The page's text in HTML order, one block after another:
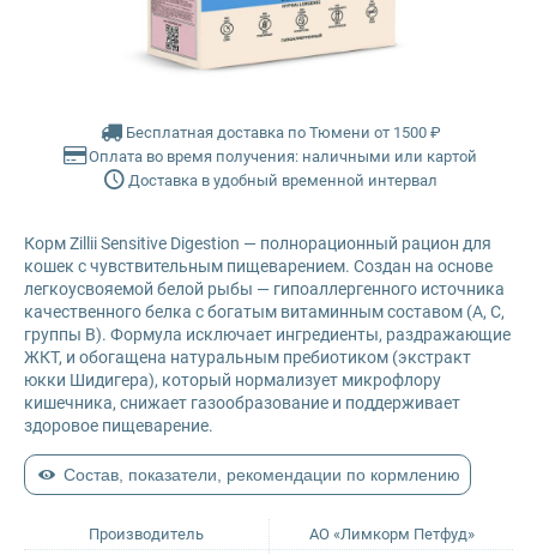
Farmina N&D
Grandorf
Karmy
Mr. Buffalo
Petvador
Бесплатная доставка по Тюмени от 1500 ₽
Оплата во время получения: наличными или картой
Доставка в удобный временной интервал
Производитель АО «Лимкорм Петфуд»
Корм Zillii Sensitive Digestion — полнорационный рацион для
кошек с чувствительным пищеварением. Создан на основе
легкоусвояемой белой рыбы — гипоаллергенного источника
качественного белка с богатым витаминным составом (А, С,
группы В). Формула исключает ингредиенты, раздражающие
ЖКТ, и обогащена натуральным пребиотиком (экстракт
юкки Шидигера), который нормализует микрофлору
кишечника, снижает газообразование и поддерживает
здоровое пищеварение.
Состав, показатели, рекомендации по кормлению